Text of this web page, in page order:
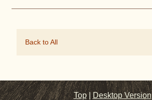
Back to All
Top |Desktop Version